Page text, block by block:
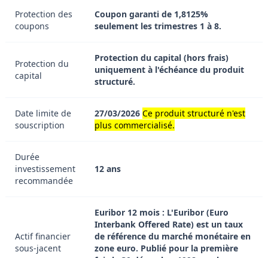
Protection des
coupons
Coupon garanti de 1,8125%
seulement les trimestres 1 à 8.
Protection du
capital
Protection du capital (hors frais)
uniquement à l'échéance du produit
structuré.
Date limite de
souscription
27/03/2026 Ce produit structuré n'est
plus commercialisé.
Durée
investissement
recommandée
12 ans
Actif financier
sous-jacent
Euribor 12 mois : L'Euribor (Euro
Interbank Offered Rate) est un taux
de référence du marché monétaire en
zone euro. Publié pour la première